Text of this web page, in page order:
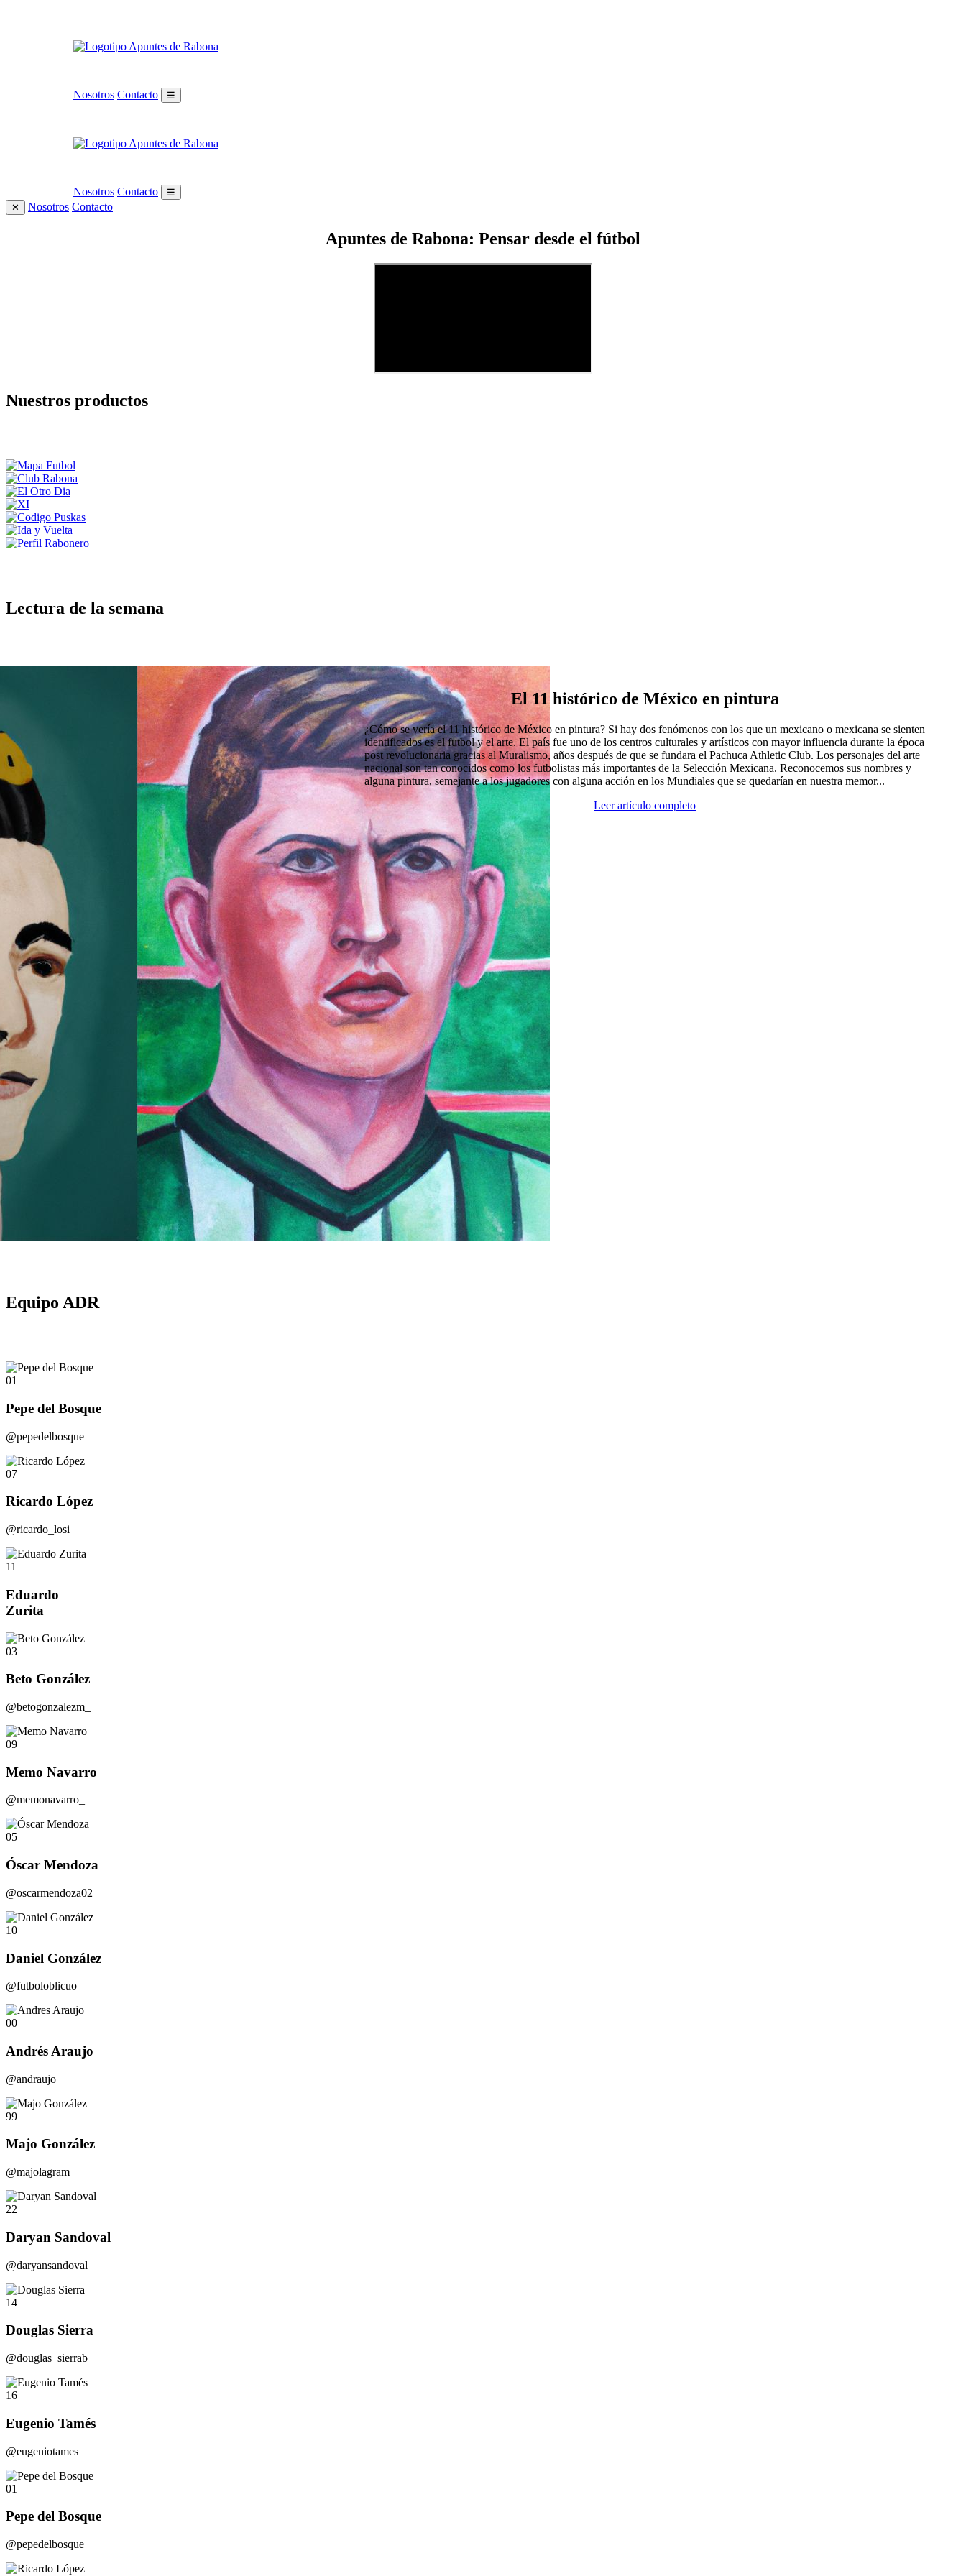
Nosotros Contacto ☰
Nosotros Contacto
☰
✕
Nosotros Contacto
Apuntes de Rabona: Pensar desde el fútbol
Nuestros productos
Lectura de la semana
El 11 histórico de México en pintura
¿Cómo se vería el 11 histórico de México en pintura? Si hay dos fenómenos con los que un mexicano o mexicana se sienten
identificados es el futbol y el arte. El país fue uno de los centros culturales y artísticos con mayor influencia durante la época
post revolucionaria gracias al Muralismo, años después de que se fundara el Pachuca Athletic Club. Los personajes del arte
nacional son tan conocidos como los futbolistas más importantes de la Selección Mexicana. Reconocemos sus nombres y
alguna pintura, semejante a los jugadores con alguna acción en los Mundiales que se quedarían en nuestra memor...
Leer artículo completo
Equipo ADR
01
Pepe del Bosque
@pepedelbosque
07
Ricardo López
@ricardo_losi
11
Eduardo
Zurita
03
Beto González
@betogonzalezm_
09
Memo Navarro
@memonavarro_
05
Óscar Mendoza
@oscarmendoza02
10
Daniel González
@futboloblicuo
00
Andrés Araujo
@andraujo
99
Majo González
@majolagram
22
Daryan Sandoval
@daryansandoval
14
Douglas Sierra
@douglas_sierrab
16
Eugenio Tamés
@eugeniotames
01
Pepe del Bosque
@pepedelbosque